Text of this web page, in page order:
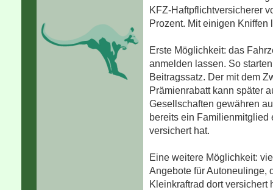
KFZ-Haft­pflichtversicherer
Prozent. Mit einigen
Erste Möglichkeit: das
anmelden lassen. So
Beitragssatz. Der mit dem
Prämienrabatt kann später
Gesellschaften gewähren
bereits ein
versichert hat.
Eine weitere Möglichkeit:
Angebote für Autoneulinge,
Kleinkraftrad dort versichert